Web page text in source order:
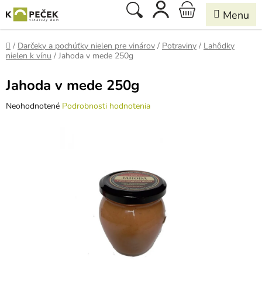
na
obsah
Hľadať
NÁKUPNÝ
KOŠÍK
Domov
/ Darčeky a pochúťky nielen pre vinárov / Potraviny / Lahôdky
nielen k vínu / Jahoda v mede 250g
Jahoda v mede 250g
Priemerné
Neohodnotené Podrobnosti hodnotenia